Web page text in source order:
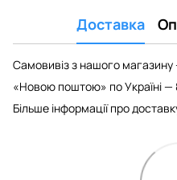
Доставка
Самовивіз з нашого
«Новою поштою» по Україні —
Більше інформації про